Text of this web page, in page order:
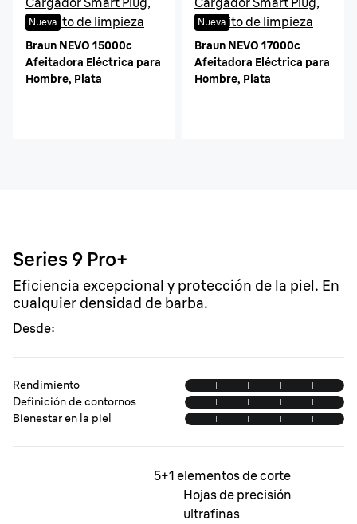
Cepillito de limpieza
Nueva
Braun NEVO 15000c
Afeitadora Eléctrica para
Hombre, Plata
Cepillito de limpieza
Nueva
Braun NEVO 17000c
Afeitadora Eléctrica para
Hombre, Plata
Series 9 Pro+
Eficiencia excepcional y protección de la piel. En
cualquier densidad de barba.
Desde:
Rendimiento
Definición de contornos
Bienestar en la piel
5+1 elementos de corte
Hojas de precisión
ultrafinas